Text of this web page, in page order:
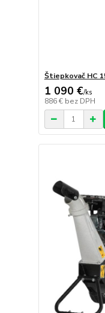
Štiepkovač HC
1 090 €/ks
886 € bez DPH